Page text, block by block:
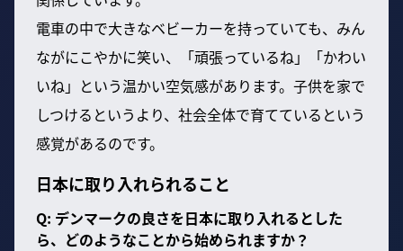
電車の中で大きなベビーカーを持っていても、みん
ながにこやかに笑い、「頑張っているね」「かわい
いね」という温かい空気感があります。子供を家で
しつけるというより、社会全体で育てているという
感覚があるのです。
日本に取り入れられること
Q: デンマークの良さを日本に取り入れるとした
ら、どのようなことから始められますか？